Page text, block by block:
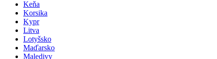
Keňa
Korsika
Kypr
Litva
Lotyšsko
Maďarsko
Maledivy